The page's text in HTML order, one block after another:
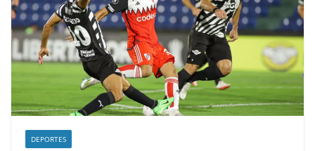
DEPORTES